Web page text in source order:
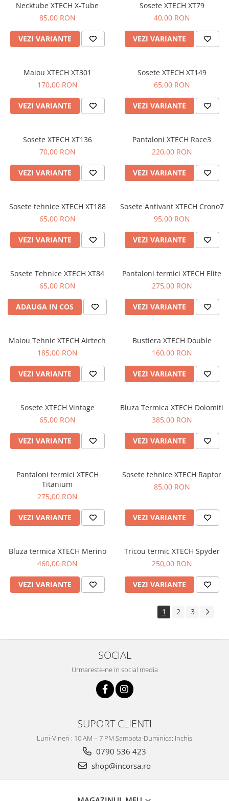
Cadouri
Necktube XTECH X-Tube
85,00 RON
VEZI VARIANTE
Sosete XTECH XT79
40,00 RON
VEZI VARIANTE
Maiou XTECH XT301
170,00 RON
VEZI VARIANTE
Sosete XTECH XT149
65,00 RON
VEZI VARIANTE
Sosete XTECH XT136
70,00 RON
VEZI VARIANTE
Pantaloni XTECH Race3
220,00 RON
VEZI VARIANTE
Sosete tehnice XTECH XT188
65,00 RON
VEZI VARIANTE
Sosete Antivant XTECH Crono7
95,00 RON
VEZI VARIANTE
Sosete Tehnice XTECH XT84
65,00 RON
ADAUGA IN COS
Pantaloni termici XTECH Elite
275,00 RON
VEZI VARIANTE
Maiou Tehnic XTECH Airtech
185,00 RON
VEZI VARIANTE
Bustiera XTECH Double
160,00 RON
VEZI VARIANTE
Sosete XTECH Vintage
65,00 RON
VEZI VARIANTE
Bluza Termica XTECH Dolomiti
385,00 RON
VEZI VARIANTE
Pantaloni termici XTECH
Titanium
275,00 RON
VEZI VARIANTE
Sosete tehnice XTECH Raptor
85,00 RON
VEZI VARIANTE
Bluza termica XTECH Merino
460,00 RON
VEZI VARIANTE
Tricou termic XTECH Spyder
250,00 RON
VEZI VARIANTE
1 2 3
SOCIAL
Urmareste-ne in social media
SUPORT CLIENTI
Luni-Vineri : 10 AM – 7 PM Sambata-Duminica: Inchis
0790 536 423
shop@incorsa.ro